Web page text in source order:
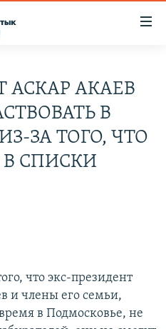
АСКАР АКАЕВ
В
ЗА ТОГО, ЧТО
В СПИСКИ
что экс-президент
и члены его семьи,
в Подмосковье, не